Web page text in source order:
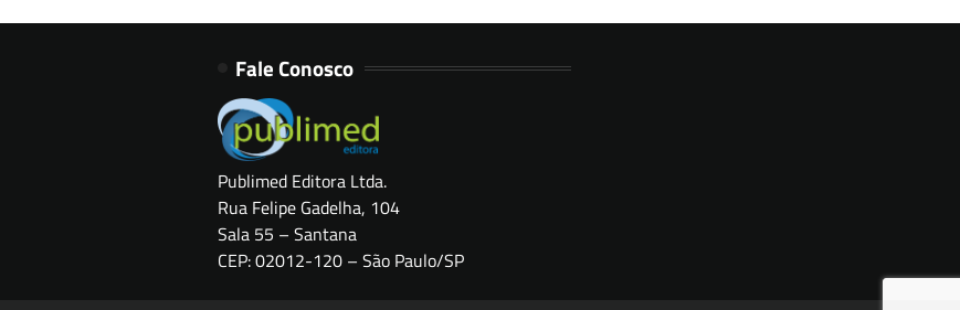
Fale Conosco
Publimed Editora Ltda.
Rua Felipe Gadelha, 104
Sala 55 – Santana
CEP: 02012-120 – São Paulo/SP